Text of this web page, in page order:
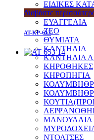
ΕΙΔΙΚΕΣ
ΕΠΙΤΑΦΙΟΙ-
ΕΥΑΓΓΕΛΙΑ
ΖΕΟ
ΘΥΜΙΑΤΑ
ΚΑΝΤΗΛΙΑ
ΚΑΝΤΗΛΙΑ
ΚΗΡΟΘΗΚΕΣ
ΚΗΡΟΠΗΓΙΑ
ΜΑΝΟΥΑΛΙΑ
ΝΤΟΛΤΣΕΣ
Διαβάστε
AT-KP-613